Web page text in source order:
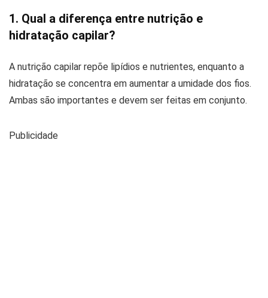
1. Qual a diferença entre nutrição e
hidratação capilar?
A nutrição capilar repõe lipídios e nutrientes, enquanto a
hidratação se concentra em aumentar a umidade dos fios.
Ambas são importantes e devem ser feitas em conjunto.
Publicidade